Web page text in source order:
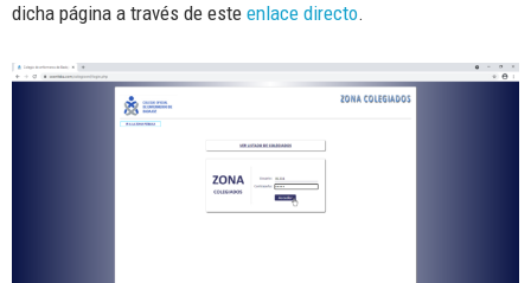
dicha página a través de este enlace directo.